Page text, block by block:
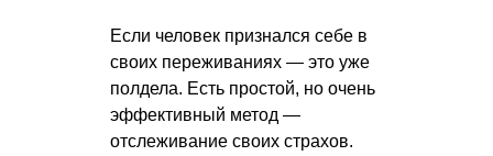
Если человек признался себе в
своих переживаниях — это уже
полдела. Есть простой, но очень
эффективный метод —
отслеживание своих страхов.